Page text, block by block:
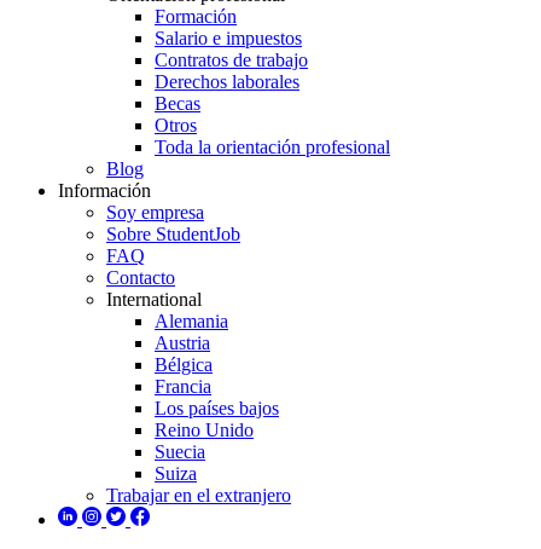
Formación
Salario e impuestos
Contratos de trabajo
Derechos laborales
Becas
Otros
Toda la orientación profesional
Blog
Información
Soy empresa
Sobre StudentJob
FAQ
Contacto
International
Alemania
Austria
Bélgica
Francia
Los países bajos
Reino Unido
Suecia
Suiza
Trabajar en el extranjero